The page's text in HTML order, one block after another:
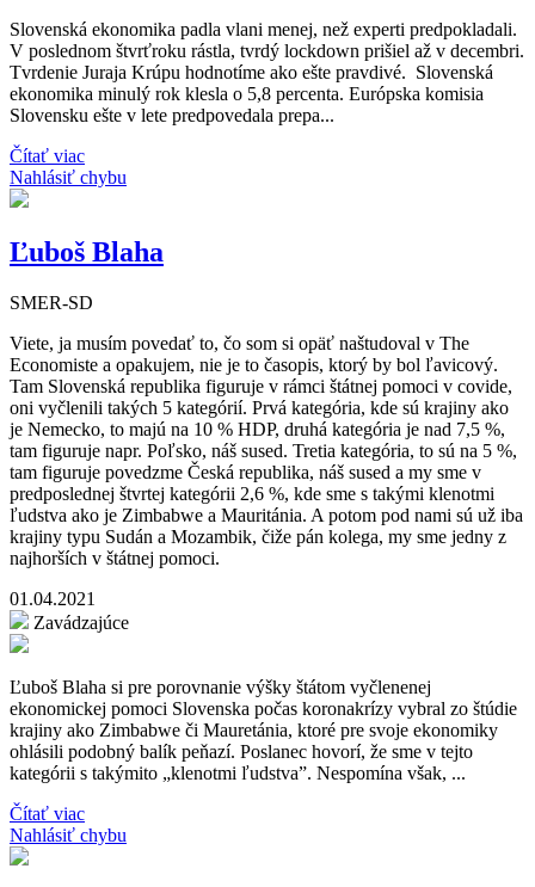
Slovenská ekonomika padla vlani menej, než experti predpokladali.
V poslednom štvrťroku rástla, tvrdý lockdown prišiel až v decembri.
Tvrdenie Juraja Krúpu hodnotíme ako ešte pravdivé. Slovenská
ekonomika minulý rok klesla o 5,8 percenta. Európska komisia
Slovensku ešte v lete predpovedala prepa...
Čítať viac
Nahlásiť chybu
Ľuboš Blaha
SMER-SD
Viete, ja musím povedať to, čo som si opäť naštudoval v The
Economiste a opakujem, nie je to časopis, ktorý by bol ľavicový.
Tam Slovenská republika figuruje v rámci štátnej pomoci v covide,
oni vyčlenili takých 5 kategórií. Prvá kategória, kde sú krajiny ako
je Nemecko, to majú na 10 % HDP, druhá kategória je nad 7,5 %,
tam figuruje napr. Poľsko, náš sused. Tretia kategória, to sú na 5 %,
tam figuruje povedzme Česká republika, náš sused a my sme v
predposlednej štvrtej kategórii 2,6 %, kde sme s takými klenotmi
ľudstva ako je Zimbabwe a Mauritánia. A potom pod nami sú už iba
krajiny typu Sudán a Mozambik, čiže pán kolega, my sme jedny z
najhorších v štátnej pomoci.
01.04.2021
Zavádzajúce
Ľuboš Blaha si pre porovnanie výšky štátom vyčlenenej
ekonomickej pomoci Slovenska počas koronakrízy vybral zo štúdie
krajiny ako Zimbabwe či Mauretánia, ktoré pre svoje ekonomiky
ohlásili podobný balík peňazí. Poslanec hovorí, že sme v tejto
kategórii s takýmito „klenotmi ľudstva”. Nespomína však, ...
Čítať viac
Nahlásiť chybu